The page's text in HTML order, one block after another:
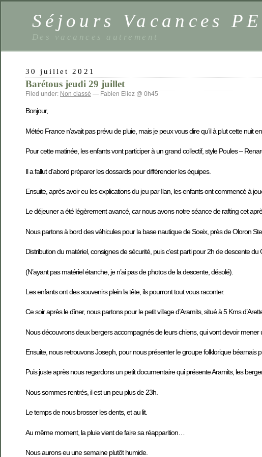
Séjours Vacances
Des vacances autrement
30 juillet 2021
Barétous jeudi 29 juillet
Filed under: Non classé — Fabien Eliez @ 0h45
Bonjour,
Météo France n’avait pas prévu de pluie, mais je peux vous dire qu’il à plut cette nuit
Pour cette matinée, les enfants vont participer à un grand collectif, style Poules –
Il a fallut d’abord préparer les dossards pour différencier les équipes.
Ensuite, après avoir eu les explications du jeu par Ilan, les enfants ont commencé à
Le déjeuner a été légèrement avancé, car nous avons notre séance de rafting cet
Nous partons à bord des véhicules pour la base nautique de Soeix, près de Oloron
Distribution du matériel, consignes de sécurité, puis c’est parti pour 2h de descente du
(N’ayant pas matériel étanche, je n’ai pas de photos de la descente, désolé).
Les enfants ont des souvenirs plein la tête, ils pourront tout vous raconter.
Ce soir après le dîner, nous partons pour le petit village d’Aramits, situé à 5 Kms
Nous découvrons deux bergers accompagnés de leurs chiens, qui vont devoir mener
Ensuite, nous retrouvons Joseph, pour nous présenter le groupe folklorique béarnais
Puis juste après nous regardons un petit documentaire qui présente Aramits, les
Nous sommes rentrés, il est un peu plus de 23h.
Le temps de nous brosser les dents, et au lit.
Au même moment, la pluie vient de faire sa réapparition…
Nous aurons eu une semaine plutôt humide.